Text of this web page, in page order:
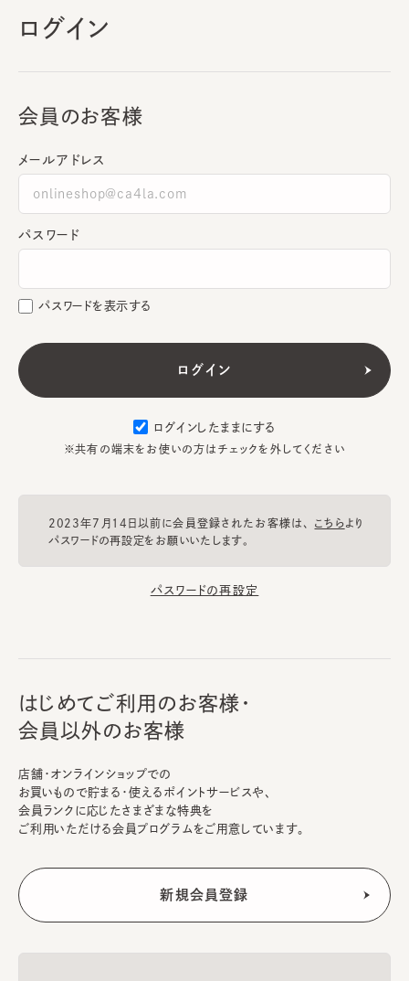
ログイン
会員のお客様
メールアドレス
パスワード
パスワードを表示する
ログインしたままにする
※共有の端末をお使いの方はチェックを外してください
2023年7月14日以前に会員登録されたお客様は、 こちらより
パスワードの再設定をお願いいたします。
パスワードの再設定
はじめてご利用のお客様・
会員以外のお客様
店舗・オンラインショップでの
お買いもので貯まる・使えるポイントサービスや、
会員ランクに応じたさまざまな特典を
ご利用いただける会員プログラムをご用意しています。